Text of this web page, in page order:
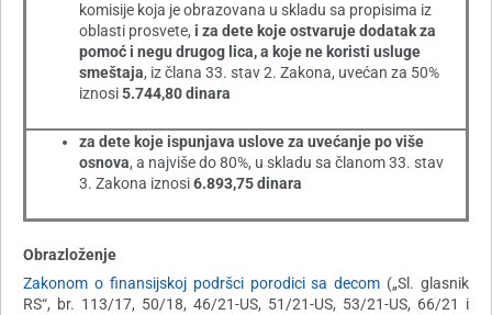
komisije koja je obrazovana u skladu sa propisima iz
oblasti prosvete, i za dete koje ostvaruje dodatak za
pomoć i negu drugog lica, a koje ne koristi usluge
smeštaja, iz člana 33. stav 2. Zakona, uvećan za 50%
iznosi5.744,80 dinara
za dete koje ispunjava uslove za uvećanje po više
osnova, a najviše do 80%, u skladu sa članom 33. stav
3. Zakona iznosi6.893,75 dinara
Obrazloženje
Zakonom o finansijskoj podršci porodici sa decom („Sl. glasnik
RS“, br. 113/17, 50/18, 46/21-US, 51/21-US, 53/21-US, 66/21 i